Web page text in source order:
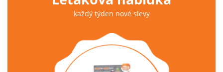
každý týden nové slevy